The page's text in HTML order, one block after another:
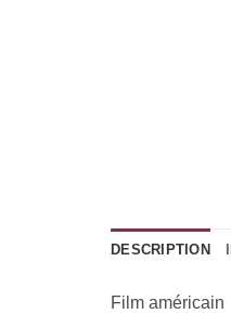
DESCRIPTION
Film américain